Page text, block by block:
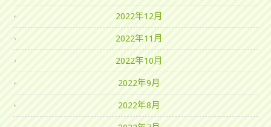
2022年12月
2022年11月
2022年10月
2022年9月
2022年8月